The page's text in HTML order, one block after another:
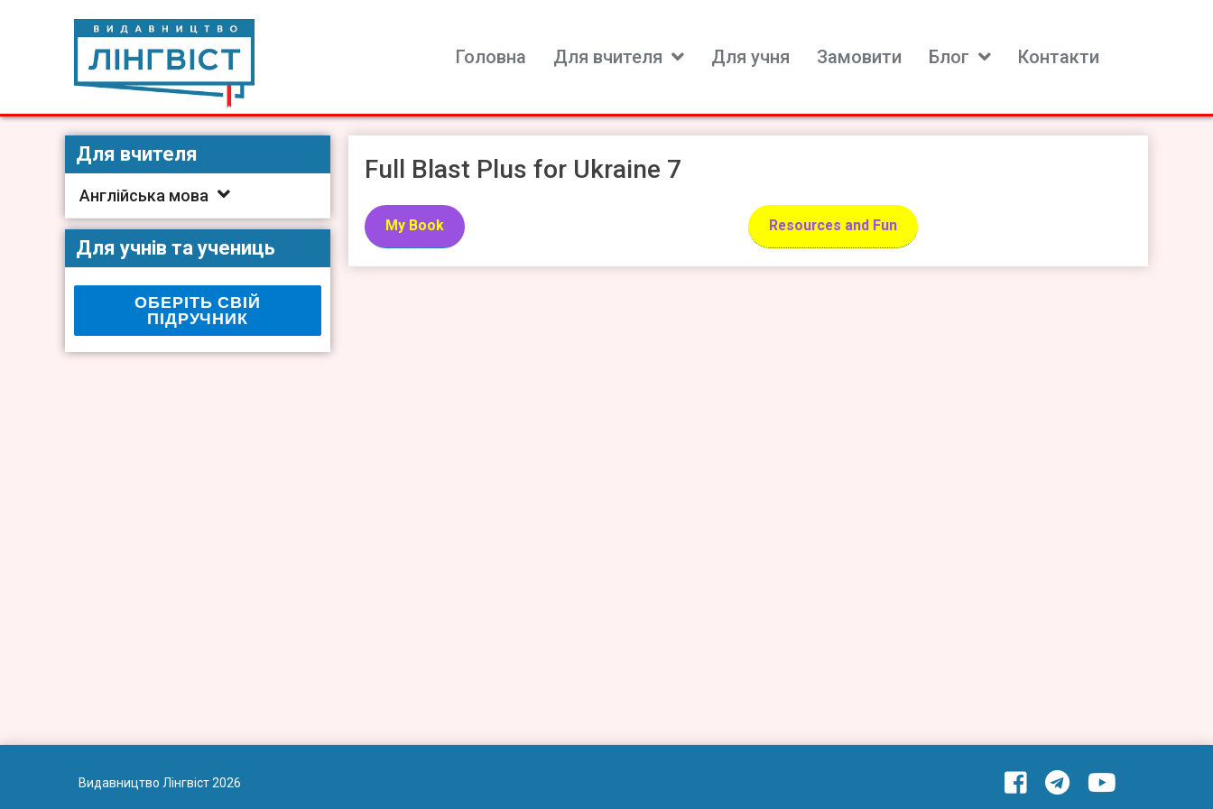
Видавництво Лінгвіст
Видавництво Лінгвіст – адаптація та створення видань для вивчення іноземних мов
Головна Для вчителя Для учня Замовити Блог Контакти
Full Blast Plus for Ukraine 7
My Book Resources and Fun
Для вчителя
Англійська мова
Для учнів та учениць
ОБЕРІТЬ СВІЙ
ПІДРУЧНИК
Видавництво Лінгвіст 2026